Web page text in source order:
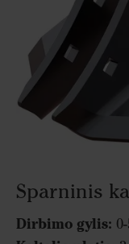
Sparninis
Dirbimo gylis: